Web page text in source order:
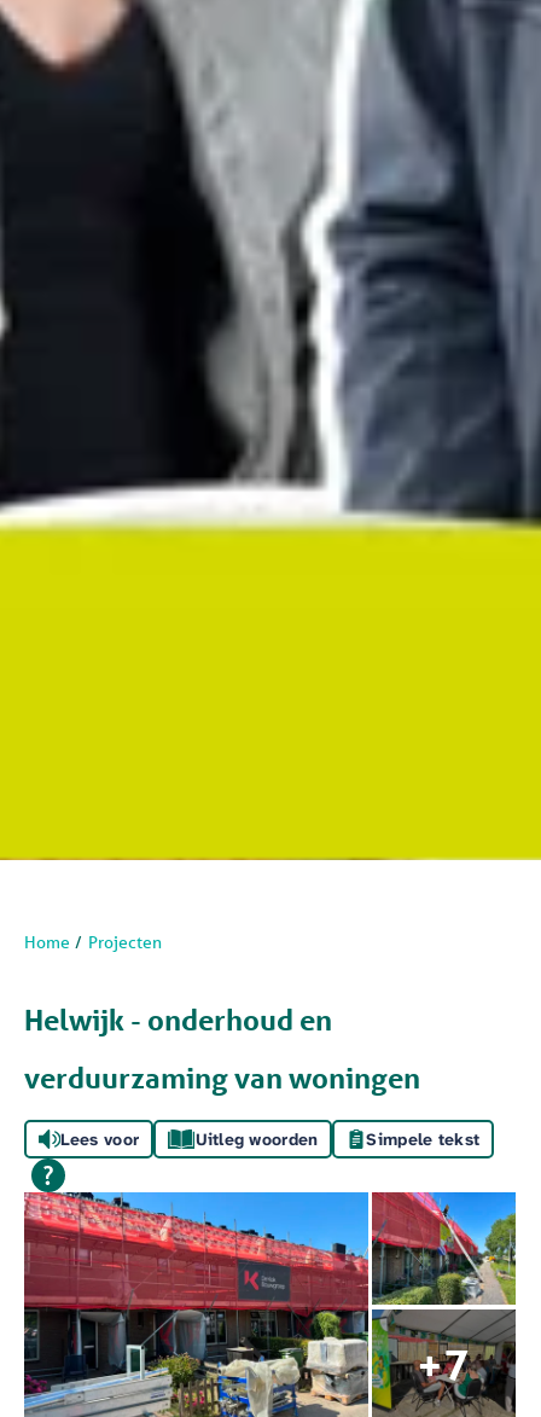
Home Projecten
Helwijk - onderhoud en
verduurzaming van woningen
Lees voor Uitleg woorden Simpele tekst